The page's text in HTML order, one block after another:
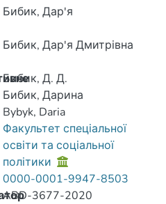
Бибик, Дар'я
Бибик, Дар'я Дмитрівна
Бибик, Д. Д.
Бибик, Дарина
Bybyk, Daria
Факультет спеціальної
освіти та соціальної
політики
0000-0001-9947-8503
ABD-3677-2020